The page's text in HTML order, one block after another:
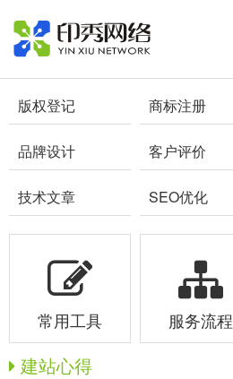
版权登记 商标注册
品牌设计 客户评价
技术文章 SEO优化
常用工具 服务流程
建站心得